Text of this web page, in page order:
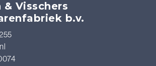
& Visschers
b.v.